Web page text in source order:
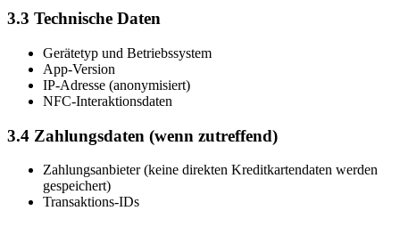
3.3 Technische Daten
Gerätetyp und Betriebssystem
App-Version
IP-Adresse (anonymisiert)
NFC-Interaktionsdaten
3.4 Zahlungsdaten (wenn zutreffend)
Zahlungsanbieter (keine direkten Kreditkartendaten werden
gespeichert)
Transaktions-IDs